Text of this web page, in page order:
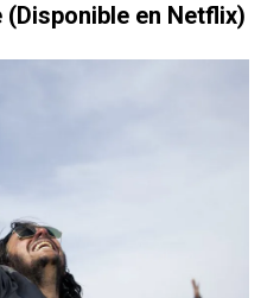
(Disponible en Netflix)